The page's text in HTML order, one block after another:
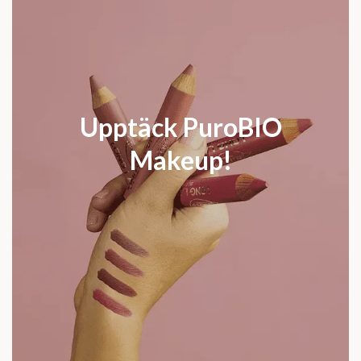
Upptäck PuroBIO
Makeup!